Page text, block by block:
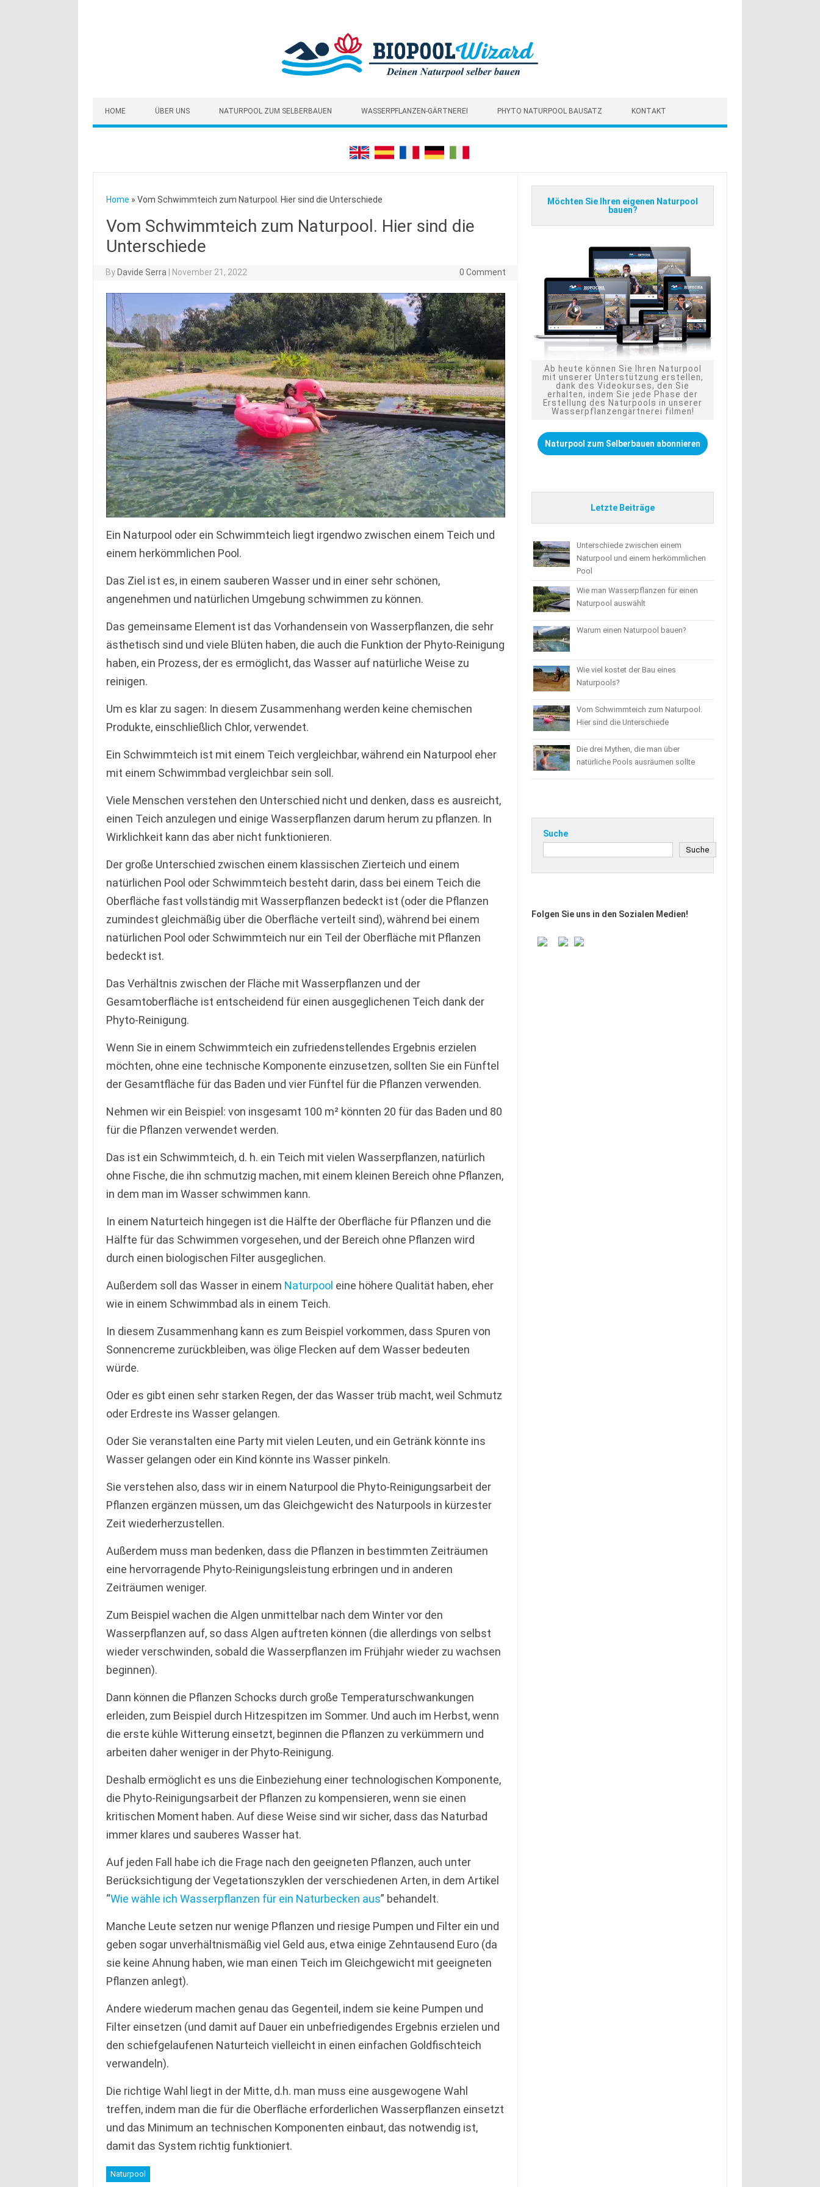
HOME ÜBER UNS NATURPOOL ZUM SELBERBAUEN WASSERPFLANZEN-GÄRTNEREI PHYTO NATURPOOL BAUSATZ KONTAKT
Home » Vom Schwimmteich zum Naturpool. Hier sind die Unterschiede
Vom Schwimmteich zum Naturpool. Hier sind die
Unterschiede
By Davide Serra November 21, 2022 0 Comment
Ein Naturpool oder ein Schwimmteich liegt irgendwo zwischen einem Teich und
einem herkömmlichen Pool.
Das Ziel ist es, in einem sauberen Wasser und in einer sehr schönen,
angenehmen und natürlichen Umgebung schwimmen zu können.
Das gemeinsame Element ist das Vorhandensein von Wasserpflanzen, die sehr
ästhetisch sind und viele Blüten haben, die auch die Funktion der Phyto-Reinigung
haben, ein Prozess, der es ermöglicht, das Wasser auf natürliche Weise zu
reinigen.
Um es klar zu sagen: In diesem Zusammenhang werden keine chemischen
Produkte, einschließlich Chlor, verwendet.
Ein Schwimmteich ist mit einem Teich vergleichbar, während ein Naturpool eher
mit einem Schwimmbad vergleichbar sein soll.
Viele Menschen verstehen den Unterschied nicht und denken, dass es ausreicht,
einen Teich anzulegen und einige Wasserpflanzen darum herum zu pflanzen. In
Wirklichkeit kann das aber nicht funktionieren.
Der große Unterschied zwischen einem klassischen Zierteich und einem
natürlichen Pool oder Schwimmteich besteht darin, dass bei einem Teich die
Oberfläche fast vollständig mit Wasserpflanzen bedeckt ist (oder die Pflanzen
zumindest gleichmäßig über die Oberfläche verteilt sind), während bei einem
natürlichen Pool oder Schwimmteich nur ein Teil der Oberfläche mit Pflanzen
bedeckt ist.
Das Verhältnis zwischen der Fläche mit Wasserpflanzen und der
Gesamtoberfläche ist entscheidend für einen ausgeglichenen Teich dank der
Phyto-Reinigung.
Wenn Sie in einem Schwimmteich ein zufriedenstellendes Ergebnis erzielen
möchten, ohne eine technische Komponente einzusetzen, sollten Sie ein Fünftel
der Gesamtfläche für das Baden und vier Fünftel für die Pflanzen verwenden.
Nehmen wir ein Beispiel: von insgesamt 100 m² könnten 20 für das Baden und 80
für die Pflanzen verwendet werden.
Das ist ein Schwimmteich, d. h. ein Teich mit vielen Wasserpflanzen, natürlich
ohne Fische, die ihn schmutzig machen, mit einem kleinen Bereich ohne Pflanzen,
in dem man im Wasser schwimmen kann.
In einem Naturteich hingegen ist die Hälfte der Oberfläche für Pflanzen und die
Hälfte für das Schwimmen vorgesehen, und der Bereich ohne Pflanzen wird
durch einen biologischen Filter ausgeglichen.
Außerdem soll das Wasser in einem Naturpool eine höhere Qualität haben, eher
wie in einem Schwimmbad als in einem Teich.
In diesem Zusammenhang kann es zum Beispiel vorkommen, dass Spuren von
Sonnencreme zurückbleiben, was ölige Flecken auf dem Wasser bedeuten
würde.
Oder es gibt einen sehr starken Regen, der das Wasser trüb macht, weil Schmutz
oder Erdreste ins Wasser gelangen.
Oder Sie veranstalten eine Party mit vielen Leuten, und ein Getränk könnte ins
Wasser gelangen oder ein Kind könnte ins Wasser pinkeln.
Sie verstehen also, dass wir in einem Naturpool die Phyto-Reinigungsarbeit der
Pflanzen ergänzen müssen, um das Gleichgewicht des Naturpools in kürzester
Zeit wiederherzustellen.
Außerdem muss man bedenken, dass die Pflanzen in bestimmten Zeiträumen
eine hervorragende Phyto-Reinigungsleistung erbringen und in anderen
Zeiträumen weniger.
Zum Beispiel wachen die Algen unmittelbar nach dem Winter vor den
Wasserpflanzen auf, so dass Algen auftreten können (die allerdings von selbst
wieder verschwinden, sobald die Wasserpflanzen im Frühjahr wieder zu wachsen
beginnen).
Dann können die Pflanzen Schocks durch große Temperaturschwankungen
erleiden, zum Beispiel durch Hitzespitzen im Sommer. Und auch im Herbst, wenn
die erste kühle Witterung einsetzt, beginnen die Pflanzen zu verkümmern und
arbeiten daher weniger in der Phyto-Reinigung.
Deshalb ermöglicht es uns die Einbeziehung einer technologischen Komponente,
die Phyto-Reinigungsarbeit der Pflanzen zu kompensieren, wenn sie einen
kritischen Moment haben. Auf diese Weise sind wir sicher, dass das Naturbad
immer klares und sauberes Wasser hat.
Auf jeden Fall habe ich die Frage nach den geeigneten Pflanzen, auch unter
Berücksichtigung der Vegetationszyklen der verschiedenen Arten, in dem Artikel
“Wie wähle ich Wasserpflanzen für ein Naturbecken aus” behandelt.
Manche Leute setzen nur wenige Pflanzen und riesige Pumpen und Filter ein und
geben sogar unverhältnismäßig viel Geld aus, etwa einige Zehntausend Euro (da
sie keine Ahnung haben, wie man einen Teich im Gleichgewicht mit geeigneten
Pflanzen anlegt).
Andere wiederum machen genau das Gegenteil, indem sie keine Pumpen und
Filter einsetzen (und damit auf Dauer ein unbefriedigendes Ergebnis erzielen und
den schiefgelaufenen Naturteich vielleicht in einen einfachen Goldfischteich
verwandeln).
Die richtige Wahl liegt in der Mitte, d.h. man muss eine ausgewogene Wahl
treffen, indem man die für die Oberfläche erforderlichen Wasserpflanzen einsetzt
und das Minimum an technischen Komponenten einbaut, das notwendig ist,
damit das System richtig funktioniert.
Naturpool
Möchten Sie Ihren eigenen Naturpool
bauen?
Ab heute können Sie Ihren Naturpool
mit unserer Unterstützung erstellen,
dank des Videokurses, den Sie
erhalten, indem Sie jede Phase der
Erstellung des Naturpools in unserer
Wasserpflanzengärtnerei filmen!
Naturpool zum Selberbauen abonnieren
Letzte Beiträge
Unterschiede zwischen einem
Naturpool und einem herkömmlichen
Pool
Wie man Wasserpflanzen für einen
Naturpool auswählt
Warum einen Naturpool bauen?
Wie viel kostet der Bau eines
Naturpools?
Vom Schwimmteich zum Naturpool.
Hier sind die Unterschiede
Die drei Mythen, die man über
natürliche Pools ausräumen sollte
Suche
Suche
Suche
Folgen Sie uns in den Sozialen Medien!